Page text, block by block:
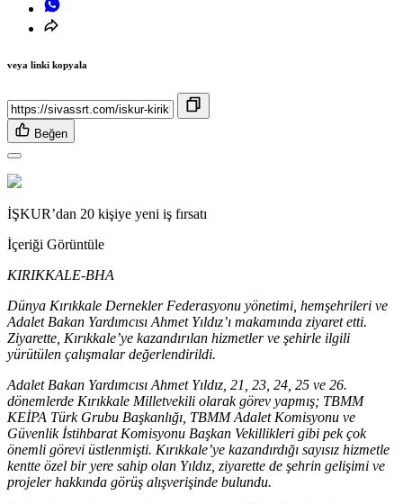
veya linki kopyala
Beğen
İŞKUR’dan 20 kişiye yeni iş fırsatı
İçeriği Görüntüle
KIRIKKALE-BHA
Dünya Kırıkkale Dernekler Federasyonu yönetimi, hemşehrileri ve
Adalet Bakan Yardımcısı Ahmet Yıldız’ı makamında ziyaret etti.
Ziyarette, Kırıkkale’ye kazandırılan hizmetler ve şehirle ilgili
yürütülen çalışmalar değerlendirildi.
Adalet Bakan Yardımcısı Ahmet Yıldız, 21, 23, 24, 25 ve 26.
dönemlerde Kırıkkale Milletvekili olarak görev yapmış; TBMM
KEİPA Türk Grubu Başkanlığı, TBMM Adalet Komisyonu ve
Güvenlik İstihbarat Komisyonu Başkan Vekillikleri gibi pek çok
önemli görevi üstlenmişti. Kırıkkale’ye kazandırdığı sayısız hizmetle
kentte özel bir yere sahip olan Yıldız, ziyarette de şehrin gelişimi ve
projeler hakkında görüş alışverişinde bulundu.